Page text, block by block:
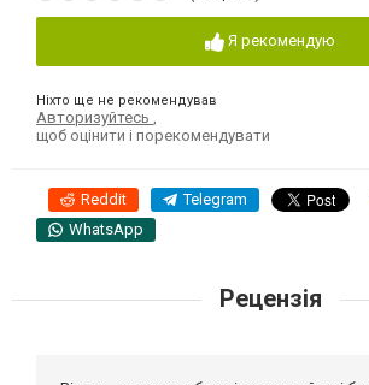
Я рекомендую
Ніхто ще не рекомендував
Авторизуйтесь
щоб оцінити і порекомендувати
Reddit Telegram
WhatsApp
Рецензія